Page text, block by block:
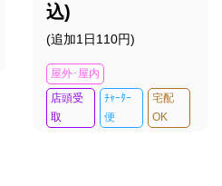
込)
(追加1日110円)
屋外･屋内
店頭受
取
ﾁｬｰﾀｰ
便
宅配
OK